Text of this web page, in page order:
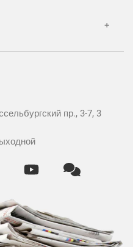
пр., 3-7, 3